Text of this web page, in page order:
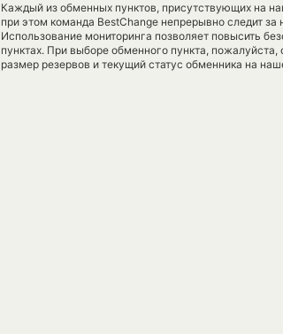
Каждый из обменных пунктов, присутствующих на
при этом команда BestChange непрерывно следит
Использование мониторинга позволяет повысить
пунктах. При выборе обменного пункта,
размер резервов и текущий статус обменника на